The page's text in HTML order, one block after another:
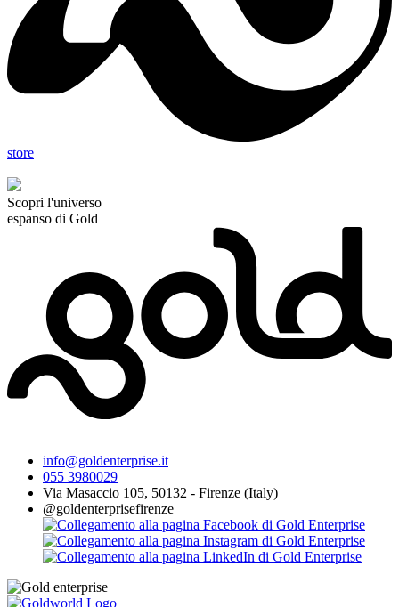
store
Scopri l'universo
espanso di Gold
info@goldenterprise.it
055 3980029
Via Masaccio 105, 50132 - Firenze (Italy)
@goldenterprisefirenze